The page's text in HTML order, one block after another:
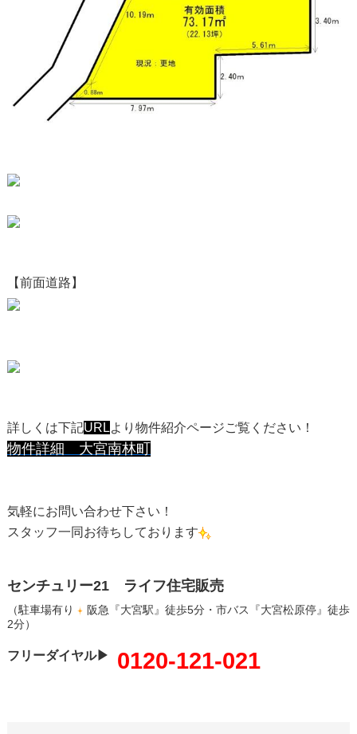
【前面道路】
詳しくは下記URLより物件紹介ページご覧ください！
物件詳細 大宮南林町
気軽にお問い合わせ下さい！
スタッフ一同お待ちしております
センチュリー21 ライフ住宅販売
（駐車場有り
阪急『大宮駅』徒歩5分・市バス『大宮松原停』徒歩
2分）
フリーダイヤル▶ 0120-121-021